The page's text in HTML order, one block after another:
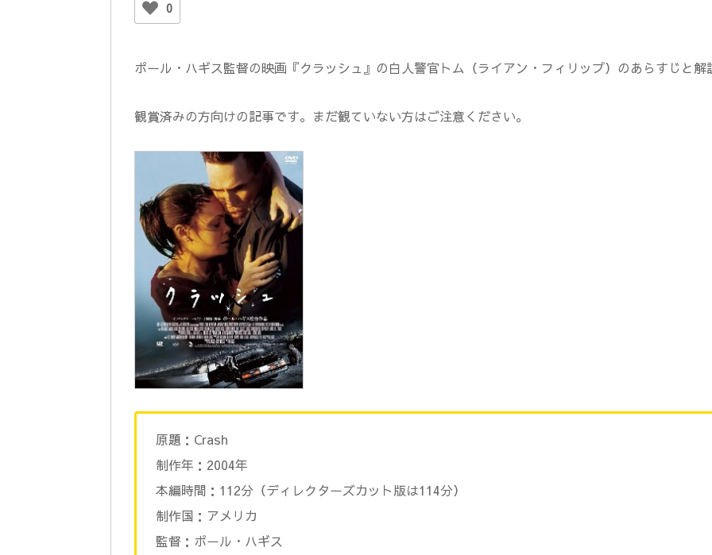
0
ポール・ハギス監督の映画『クラッシュ』の白人警官トム（ライアン・フィリップ）のあらすじと
観賞済みの方向けの記事です。まだ観ていない方はご注意ください。
原題：Crash
制作年：2004年
本編時間：112分（ディレクターズカット版は114分）
制作国：アメリカ
監督：ポール・ハギス